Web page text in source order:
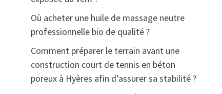
Où acheter une huile de massage neutre
professionnelle bio de qualité ?
Comment préparer le terrain avant une
construction court de tennis en béton
poreux à Hyères afin d’assurer sa stabilité ?